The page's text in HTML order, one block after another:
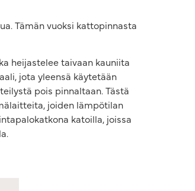
Tämän vuoksi kattopinnasta
heijastelee taivaan kauniita
jota yleensä käytetään
pois pinnaltaan. Tästä
joiden lämpötilan
katoilla, joissa